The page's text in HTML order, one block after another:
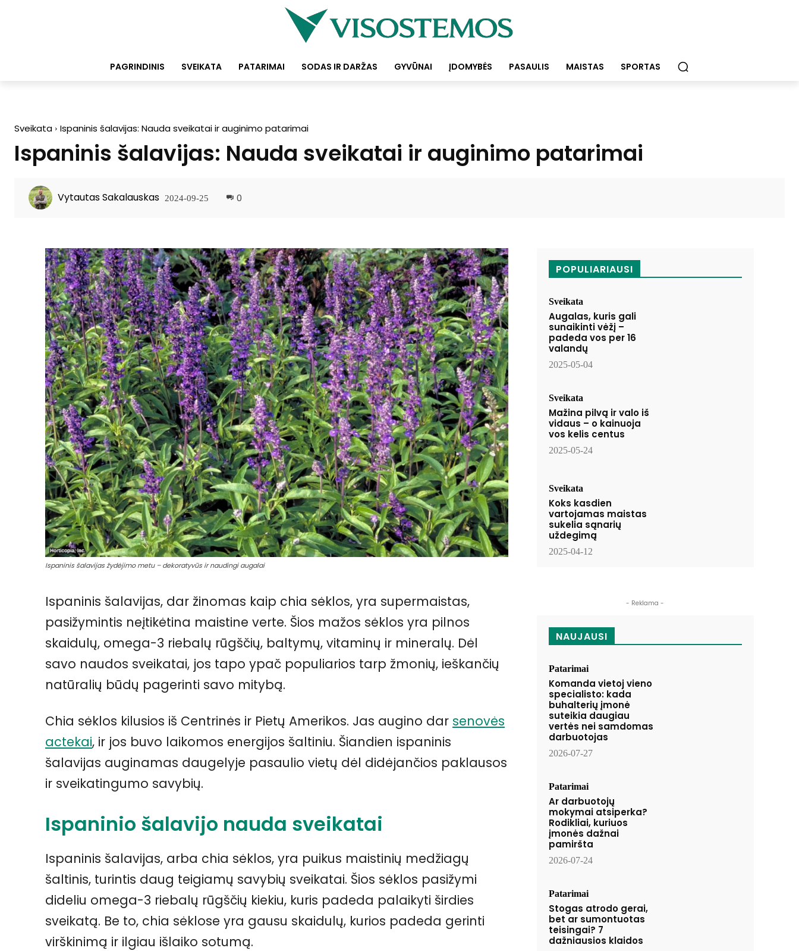
PAGRINDINIS SVEIKATA PATARIMAI SODAS IR DARŽAS GYVŪNAI ĮDOMYBĖS PASAULIS MAISTAS SPORTAS
Sveikata Ispaninis šalavijas: Nauda sveikatai ir auginimo patarimai
Ispaninis šalavijas: Nauda sveikatai ir auginimo patarimai
Vytautas Sakalauskas 2024-09-25 0
Ispaninis šalavijas žydėjimo metu – dekoratyvūs ir naudingi augalai
Ispaninis šalavijas, dar žinomas kaip chia sėklos, yra supermaistas,
pasižymintis neįtikėtina maistine verte. Šios mažos sėklos yra pilnos
skaidulų, omega-3 riebalų rūgščių, baltymų, vitaminų ir mineralų. Dėl
savo naudos sveikatai, jos tapo ypač populiarios tarp žmonių, ieškančių
natūralių būdų pagerinti savo mitybą.
Chia sėklos kilusios iš Centrinės ir Pietų Amerikos. Jas augino dar senovės
actekai, ir jos buvo laikomos energijos šaltiniu. Šiandien ispaninis
šalavijas auginamas daugelyje pasaulio vietų dėl didėjančios paklausos
ir sveikatingumo savybių.
Ispaninio šalavijo nauda sveikatai
Ispaninis šalavijas, arba chia sėklos, yra puikus maistinių medžiagų
šaltinis, turintis daug teigiamų savybių sveikatai. Šios sėklos pasižymi
dideliu omega-3 riebalų rūgščių kiekiu, kuris padeda palaikyti širdies
sveikatą. Be to, chia sėklose yra gausu skaidulų, kurios padeda gerinti
virškinimą ir ilgiau išlaiko sotumą.
POPULIARIAUSI
Sveikata
Augalas, kuris gali
sunaikinti vėžį –
padeda vos per 16
valandų
2025-05-04
Sveikata
Mažina pilvą ir valo iš
vidaus – o kainuoja
vos kelis centus
2025-05-24
Sveikata
Koks kasdien
vartojamas maistas
sukelia sąnarių
uždegimą
2025-04-12
- Reklama -
NAUJAUSI
Patarimai
Komanda vietoj vieno
specialisto: kada
buhalterių įmonė
suteikia daugiau
vertės nei samdomas
darbuotojas
2026-07-27
Patarimai
Ar darbuotojų
mokymai atsiperka?
Rodikliai, kuriuos
įmonės dažnai
pamiršta
2026-07-24
Patarimai
Stogas atrodo gerai,
bet ar sumontuotas
teisingai? 7
dažniausios klaidos